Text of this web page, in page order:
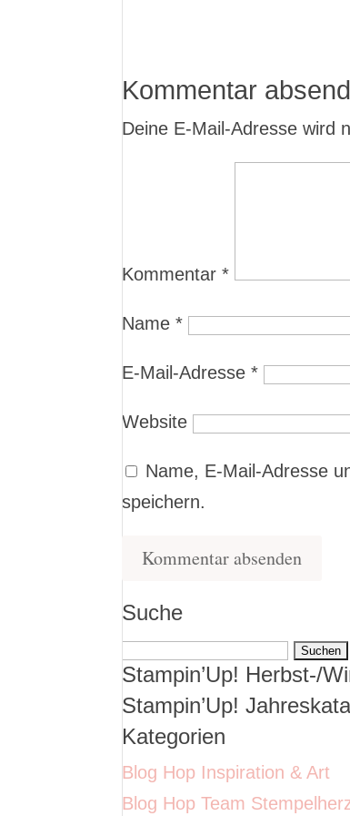
Kommentar
Deine E-Mail-Adresse wird
Kommentar*
Name*
E-Mail-Adresse*
Website
Name, E-Mail-Adresse
speichern.
Suche
Suchen
nach:
Stampin’Up! Herbst-/
Stampin’Up!
Kategorien
Blog Hop Inspiration & Art
Blog Hop Team